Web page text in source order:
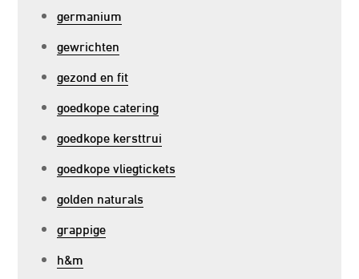
germanium
gewrichten
gezond en fit
goedkope catering
goedkope kersttrui
goedkope vliegtickets
golden naturals
grappige
h&m